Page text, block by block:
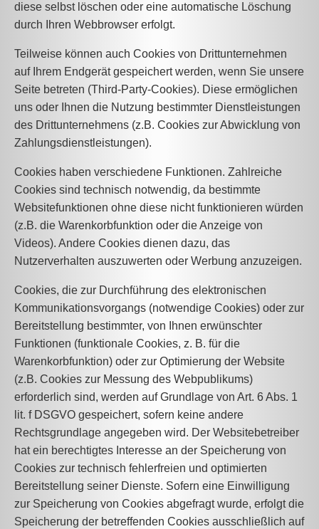
diese selbst löschen oder eine automatische Löschung
durch Ihren Webbrowser erfolgt.
Teilweise können auch Cookies von Drittunternehmen
auf Ihrem Endgerät gespeichert werden, wenn Sie unsere
Seite betreten (Third-Party-Cookies). Diese ermöglichen
uns oder Ihnen die Nutzung bestimmter Dienstleistungen
des Drittunternehmens (z.B. Cookies zur Abwicklung von
Zahlungsdienstleistungen).
Cookies haben verschiedene Funktionen. Zahlreiche
Cookies sind technisch notwendig, da bestimmte
Websitefunktionen ohne diese nicht funktionieren würden
(z.B. die Warenkorbfunktion oder die Anzeige von
Videos). Andere Cookies dienen dazu, das
Nutzerverhalten auszuwerten oder Werbung anzuzeigen.
Cookies, die zur Durchführung des elektronischen
Kommunikationsvorgangs (notwendige Cookies) oder zur
Bereitstellung bestimmter, von Ihnen erwünschter
Funktionen (funktionale Cookies, z. B. für die
Warenkorbfunktion) oder zur Optimierung der Website
(z.B. Cookies zur Messung des Webpublikums)
erforderlich sind, werden auf Grundlage von Art. 6 Abs. 1
lit. f DSGVO gespeichert, sofern keine andere
Rechtsgrundlage angegeben wird. Der Websitebetreiber
hat ein berechtigtes Interesse an der Speicherung von
Cookies zur technisch fehlerfreien und optimierten
Bereitstellung seiner Dienste. Sofern eine Einwilligung
zur Speicherung von Cookies abgefragt wurde, erfolgt die
Speicherung der betreffenden Cookies ausschließlich auf